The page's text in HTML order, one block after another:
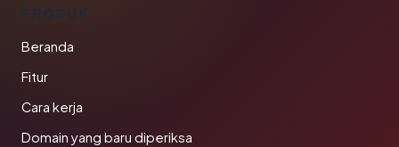
PRODUK
Beranda
Fitur
Cara kerja
Domain yang baru diperiksa